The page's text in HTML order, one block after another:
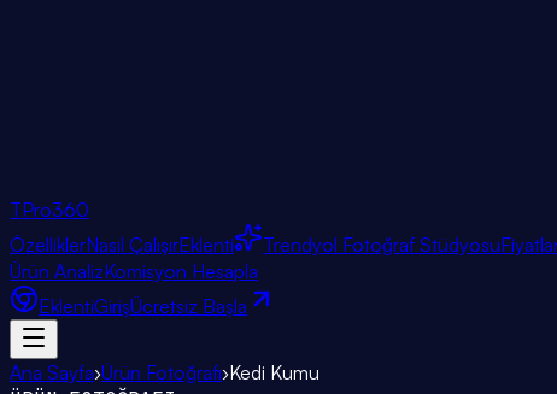
TPro360
ÖzelliklerNasıl ÇalışırEklenti Trendyol Fotoğraf Stüdyosu
Ürün AnalizKomisyon Hesapla
EklentiGirişÜcretsiz Başla
Ana Sayfa›Ürün Fotoğrafı›Kedi Kumu